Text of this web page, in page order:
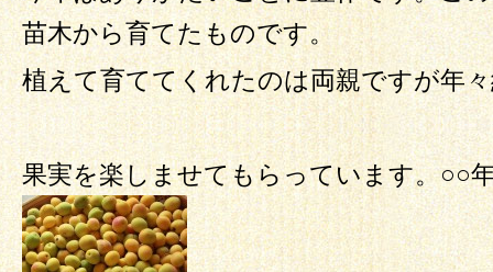
苗木から育てたものです。
植えて育ててくれたのは両親ですが年
果実を楽しませてもらっています。○○